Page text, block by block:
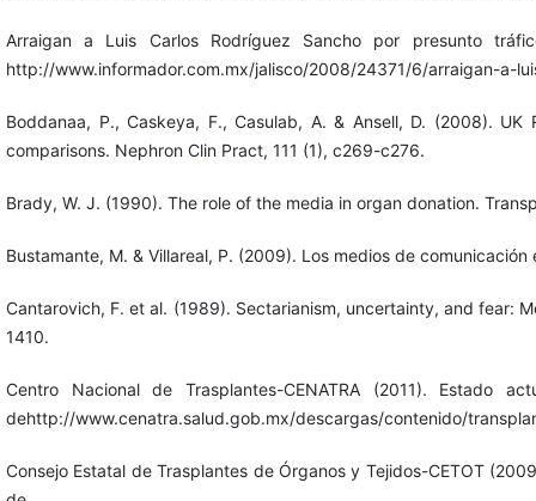
Arraigan a Luis Carlos Rodríguez Sancho por presunto
http://www.informador.com.mx/jalisco/2008/24371/6/arraigan-a-
Boddanaa, P., Caskeya, F., Casulab, A. & Ansell, D. (2008).
comparisons. Nephron Clin Pract, 111 (1), c269-c276.
Brady, W. J. (1990). The role of the media in organ donation.
Bustamante, M. & Villareal, P. (2009). Los medios de
Cantarovich, F. et al. (1989). Sectarianism, uncertainty, and fear:
1410.
Centro Nacional de Trasplantes-CENATRA (2011).
dehttp://www.cenatra.salud.gob.mx/descargas/contenido/
Consejo Estatal de Trasplantes de Órganos y Tejidos-CETOT